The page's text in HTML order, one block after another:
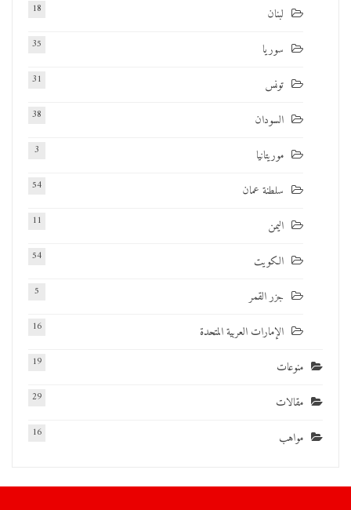
لبنان 18
سوريا 35
تونس 31
السودان 38
موريتانيا 3
سلطنة عمان 54
اليمن 11
الكويت 54
جزر القمر 5
الإمارات العربية المتحدة 16
منوعات 19
مقالات 29
مواهب 16